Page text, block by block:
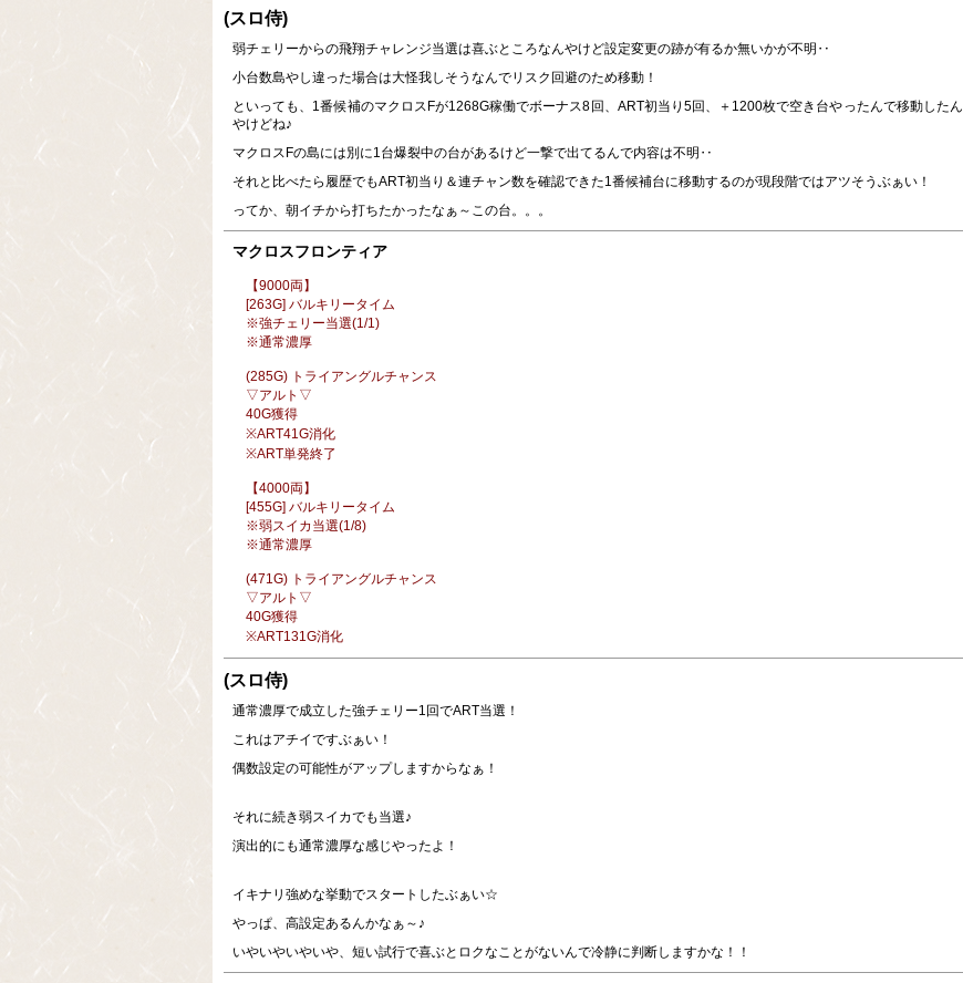
(スロ侍)
弱チェリーからの飛翔チャレンジ当選は喜ぶところなんやけど設定変更の跡が有るか無いかが不明‥
小台数島やし違った場合は大怪我しそうなんでリスク回避のため移動！
といっても、1番候補のマクロスFが1268G稼働でボーナス8回、ART初当り5回、＋1200枚で空き台やったんで移動したん
やけどね♪
マクロスFの島には別に1台爆裂中の台があるけど一撃で出てるんで内容は不明‥
それと比べたら履歴でもART初当り＆連チャン数を確認できた1番候補台に移動するのが現段階ではアツそうぶぁい！
ってか、朝イチから打ちたかったなぁ～この台。。。
マクロスフロンティア
【9000両】
[263G] バルキリータイム
※強チェリー当選(1/1)
※通常濃厚
(285G) トライアングルチャンス
▽アルト▽
40G獲得
※ART41G消化
※ART単発終了
【4000両】
[455G] バルキリータイム
※弱スイカ当選(1/8)
※通常濃厚
(471G) トライアングルチャンス
▽アルト▽
40G獲得
※ART131G消化
(スロ侍)
通常濃厚で成立した強チェリー1回でART当選！
これはアチイですぶぁい！
偶数設定の可能性がアップしますからなぁ！
それに続き弱スイカでも当選♪
演出的にも通常濃厚な感じやったよ！
イキナリ強めな挙動でスタートしたぶぁい☆
やっぱ、高設定あるんかなぁ～♪
いやいやいやいや、短い試行で喜ぶとロクなことがないんで冷静に判断しますかな！！